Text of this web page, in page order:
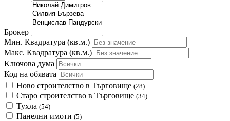
Брокер
Мин. Квадратура (кв.м.)
Макс. Квадратура (кв.м.)
Ключова дума
Код на обявата
Ново строителство в Търговище (28)
Старо строителство в Търговище (34)
Тухла (54)
Панелни имоти (5)